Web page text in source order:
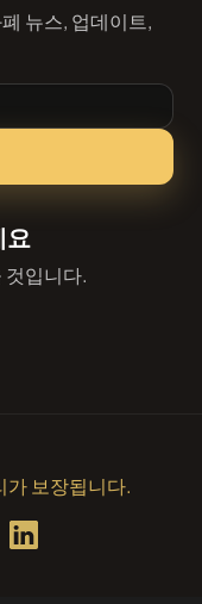
뉴스, 업데이트,
요
것입니다.
보장됩니다.